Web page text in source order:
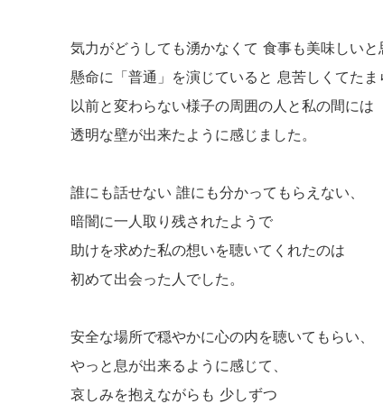
気力がどうしても湧かなくて 食事も美味しいと
懸命に「普通」を演じていると 息苦しくてたま
以前と変わらない様子の周囲の人と私の間には
透明な壁が出来たように感じました。
誰にも話せない 誰にも分かってもらえない、
暗闇に一人取り残されたようで
助けを求めた私の想いを聴いてくれたのは
初めて出会った人でした。
安全な場所で穏やかに心の内を聴いてもらい、
やっと息が出来るように感じて、
哀しみを抱えながらも 少しずつ